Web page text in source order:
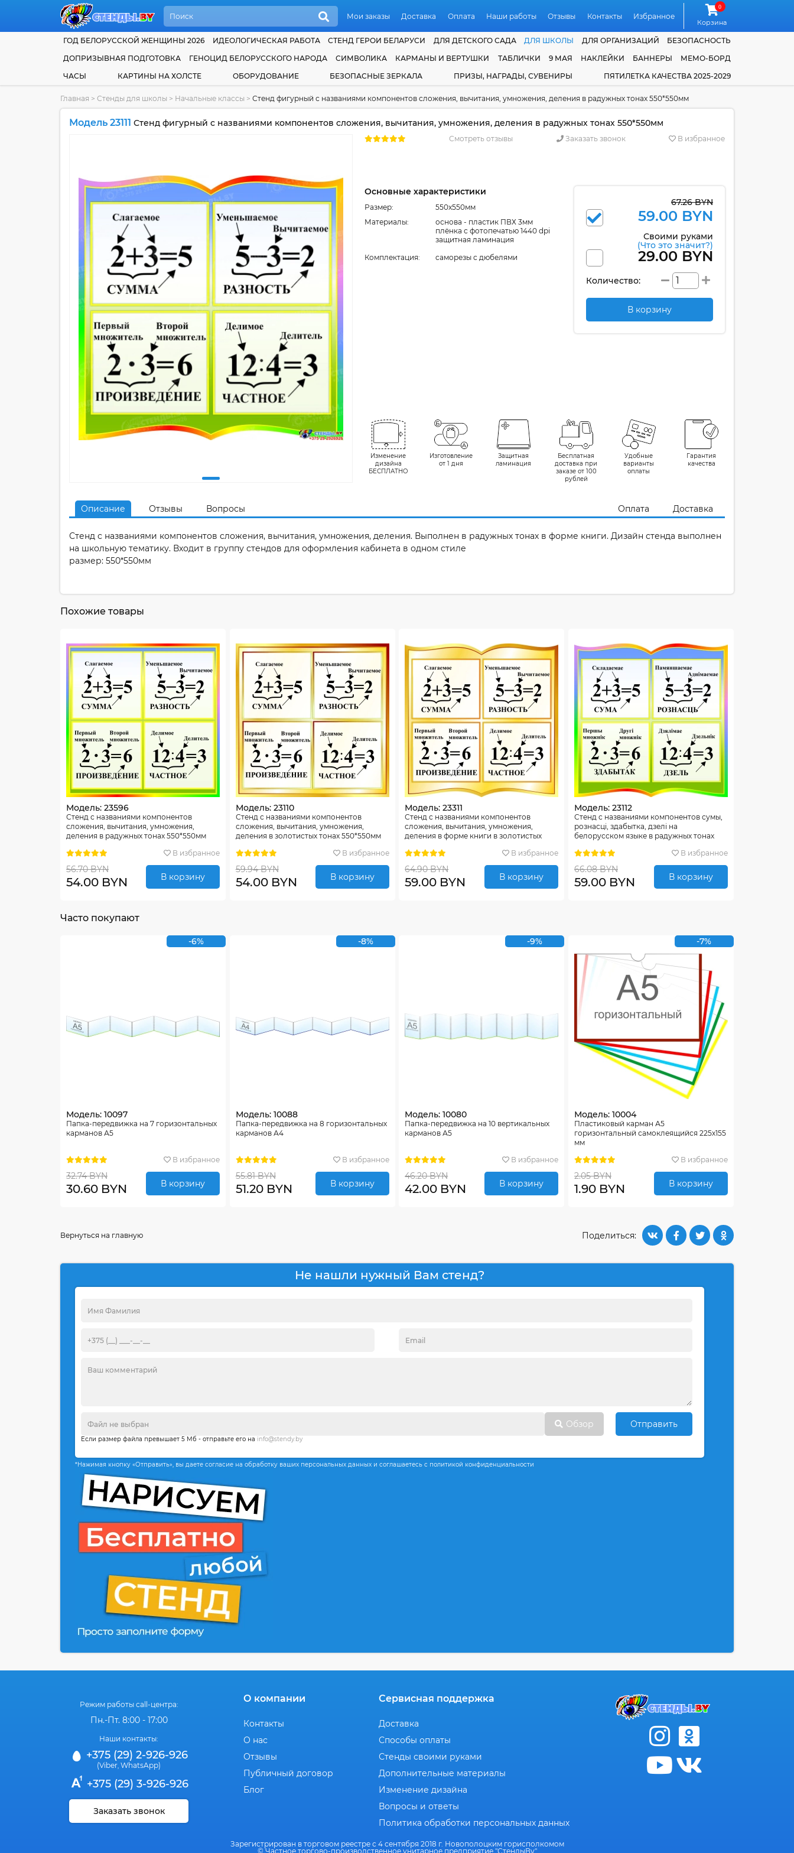
Мои заказы Доставка Оплата Наши работы Отзывы Контакты Избранное
0
Корзина
ГОД БЕЛОРУССКОЙ ЖЕНЩИНЫ 2026 ИДЕОЛОГИЧЕСКАЯ РАБОТА СТЕНД ГЕРОИ БЕЛАРУСИ ДЛЯ ДЕТСКОГО САДА ДЛЯ ШКОЛЫ ДЛЯ ОРГАНИЗАЦИЙ
БЕЗОПАСНОСТЬ
ДОПРИЗЫВНАЯ ПОДГОТОВКА
ГЕНОЦИД БЕЛОРУССКОГО НАРОДА СИМВОЛИКА КАРМАНЫ И ВЕРТУШКИ ТАБЛИЧКИ 9 МАЯ НАКЛЕЙКИ БАННЕРЫ
МЕМО-БОРД
ЧАСЫ
КАРТИНЫ НА ХОЛСТЕ ОБОРУДОВАНИЕ БЕЗОПАСНЫЕ ЗЕРКАЛА ПРИЗЫ, НАГРАДЫ, СУВЕНИРЫ ПЯТИЛЕТКА КАЧЕСТВА 2025-2029
Главная > Стенды для школы > Начальные классы > Стенд фигурный с названиями компонентов сложения, вычитания, умножения, деления в радужных тонах 550*550мм
Модель 23111 Стенд фигурный с названиями компонентов сложения, вычитания, умножения, деления в радужных тонах 550*550мм
Смотреть отзывы Заказать звонок В избранное
Основные характеристики
Размер:
550x550мм
Материалы:
основа - пластик ПВХ 3мм
плёнка с фотопечатью 1440 dpi
защитная ламинация
Комплектация:
cаморезы с дюбелями
67.26 BYN
59.00 BYN
Своими руками
(Что это значит?)
29.00 BYN
Количество:
В корзину
Изменение
дизайна
БЕСПЛАТНО
Изготовление
от 1 дня
Защитная
ламинация
Бесплатная
доставка при
заказе от 100
рублей
Удобные
варианты
оплаты
Гарантия
качества
Описание Отзывы Вопросы Оплата Доставка
Стенд с названиями компонентов сложения, вычитания, умножения, деления. Выполнен в радужных тонах в форме книги. Дизайн стенда выполнен
на школьную тематику. Входит в группу стендов для оформления кабинета в одном стиле
размер: 550*550мм
Похожие товары
Модель: 23596
Стенд с названиями компонентов
сложения, вычитания, умножения,
деления в радужных тонах 550*550мм
В избранное
56.70 BYN
54.00 BYN В корзину
Модель: 23110
Стенд с названиями компонентов
сложения, вычитания, умножения,
деления в золотистых тонах 550*550мм
В избранное
59.94 BYN
54.00 BYN В корзину
Модель: 23311
Стенд с названиями компонентов
сложения, вычитания, умножения,
деления в форме книги в золотистых
В избранное
64.90 BYN
59.00 BYN В корзину
Модель: 23112
Стенд с названиями компонентов сумы,
рознасцi, здабытка, дзелi на
белорусском языке в радужных тонах
В избранное
66.08 BYN
59.00 BYN В корзину
Часто покупают
-6%
Модель: 10097
Папка-передвижка на 7 горизонтальных
карманов А5
В избранное
32.74 BYN
30.60 BYN В корзину
-8%
Модель: 10088
Папка-передвижка на 8 горизонтальных
карманов А4
В избранное
55.81 BYN
51.20 BYN В корзину
-9%
Модель: 10080
Папка-передвижка на 10 вертикальных
карманов А5
В избранное
46.20 BYN
42.00 BYN В корзину
-7%
Модель: 10004
Пластиковый карман А5
горизонтальный самоклеящийся 225х155
мм
В избранное
2.05 BYN
1.90 BYN В корзину
Поделиться:
Вернуться на главную
Не нашли нужный Вам стенд?
Обзор Отправить
Если размер файла превышает 5 Мб - отправьте его на info@stendy.by
*Нажимая кнопку «Отправить», вы даете согласие на обработку ваших персональных данных и соглашаетесь с политикой конфиденциальности
Режим работы call-центра:
Пн.-Пт. 8:00 - 17:00
Наши контакты:
+375 (29) 2-926-926
(Viber, WhatsApp)
+375 (29) 3-926-926
Заказать звонок
О компании
Контакты
О нас
Отзывы
Публичный договор
Блог
Сервисная поддержка
Доставка
Способы оплаты
Стенды своими руками
Дополнительные материалы
Изменение дизайна
Вопросы и ответы
Политика обработки персональных данных
Зарегистрирован в торговом реестре с 4 сентября 2018 г. Новополоцким горисполкомом
© Частное торгово-производственное унитарное предприятие "СтендыВу"